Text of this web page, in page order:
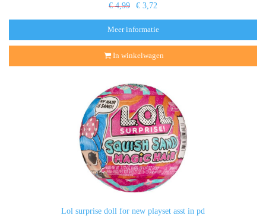
€ 4,99 € 3,72
Meer informatie
In winkelwagen
Lol surprise doll for new playset asst in pd